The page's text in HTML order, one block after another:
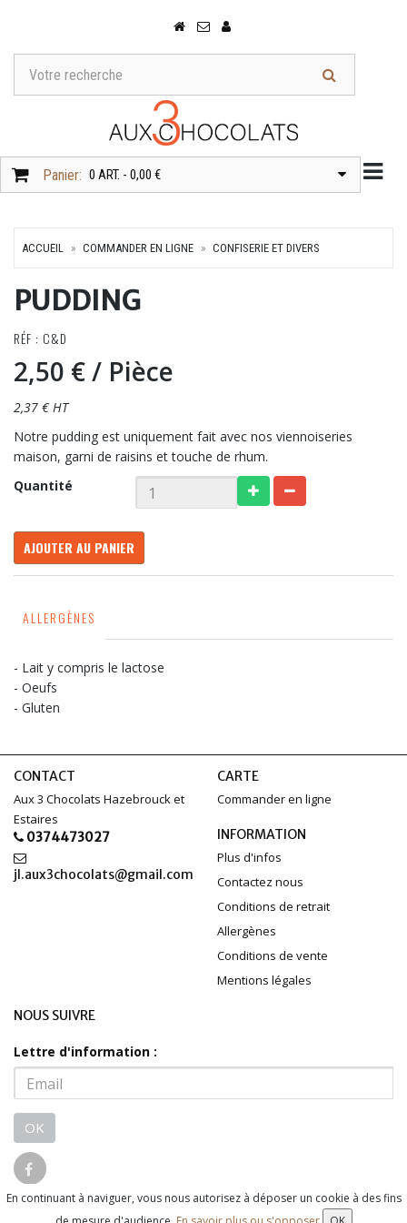
Panier: 0 ART. - 0,00 €
ACCUEIL COMMANDER EN LIGNE CONFISERIE ET DIVERS
PUDDING
RÉF : C&D
2,50 €/ Pièce
2,37 € HT
Notre pudding est uniquement fait avec nos viennoiseries
maison, garni de raisins et touche de rhum.
Quantité
AJOUTER AU PANIER
ALLERGÈNES
- Lait y compris le lactose
- Oeufs
- Gluten
CONTACT
Aux 3 Chocolats Hazebrouck et
Estaires
0374473027
jl.aux3chocolats@gmail.com
CARTE
Commander en ligne
INFORMATION
Plus d'infos
Contactez nous
Conditions de retrait
Allergènes
Conditions de vente
Mentions légales
NOUS SUIVRE
Lettre d'information :
OK
© 2026 - Logiciel
SaasFood - Logiciel de gestion de commande sur
En continuant à naviguer, vous nous autorisez à déposer un cookie à des fins